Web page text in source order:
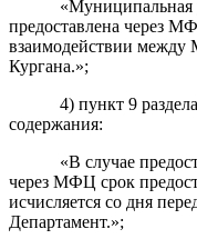
«Муниципальная
предоставлена через
взаимодействии
Кургана.»;
4) пункт 9
содержания:
«В случае
через МФЦ срок
исчисляется со дня
Департамент.»;